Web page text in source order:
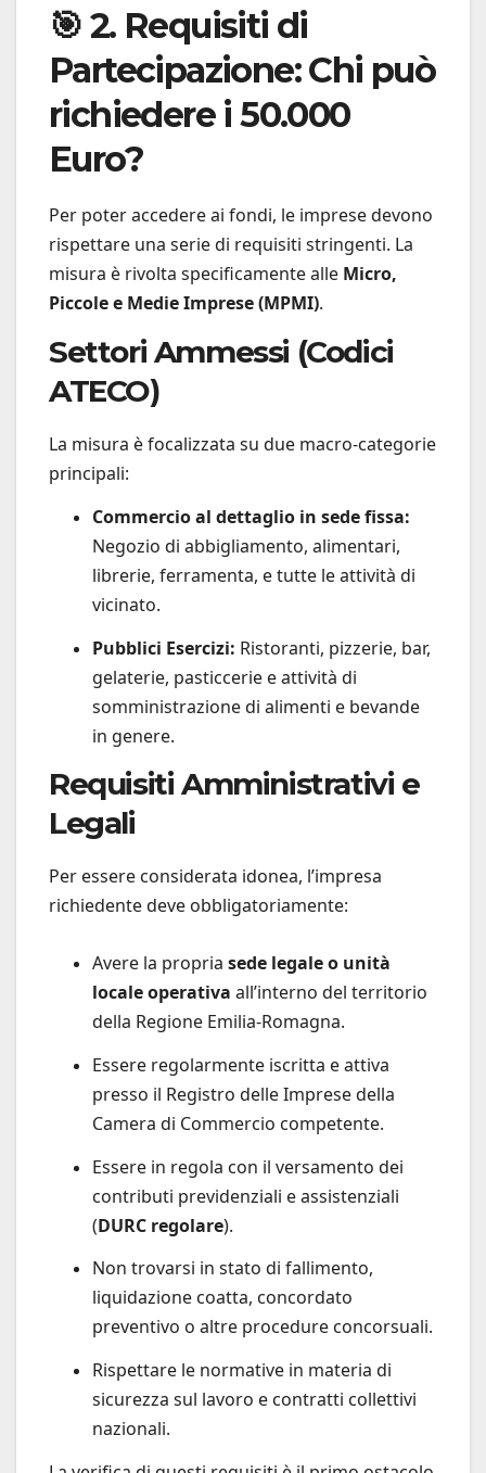
🎯 2. Requisiti di
Partecipazione: Chi può
richiedere i 50.000
Euro?
Per poter accedere ai fondi, le imprese devono
rispettare una serie di requisiti stringenti. La
misura è rivolta specificamente alle Micro,
Piccole e Medie Imprese (MPMI).
Settori Ammessi (Codici
ATECO)
La misura è focalizzata su due macro-categorie
principali:
Commercio al dettaglio in sede fissa:
Negozio di abbigliamento, alimentari,
librerie, ferramenta, e tutte le attività di
vicinato.
Pubblici Esercizi: Ristoranti, pizzerie, bar,
gelaterie, pasticcerie e attività di
somministrazione di alimenti e bevande
in genere.
Requisiti Amministrativi e
Legali
Per essere considerata idonea, l’impresa
richiedente deve obbligatoriamente:
Avere la propria sede legale o unità
locale operativa all’interno del territorio
della Regione Emilia-Romagna.
Essere regolarmente iscritta e attiva
presso il Registro delle Imprese della
Camera di Commercio competente.
Essere in regola con il versamento dei
contributi previdenziali e assistenziali
(DURC regolare).
Non trovarsi in stato di fallimento,
liquidazione coatta, concordato
preventivo o altre procedure concorsuali.
Rispettare le normative in materia di
sicurezza sul lavoro e contratti collettivi
nazionali.